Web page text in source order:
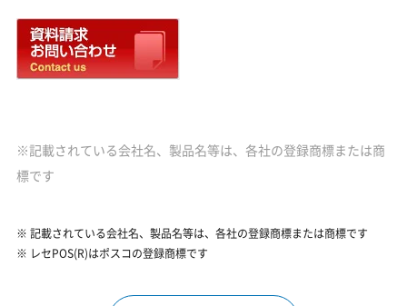
※記載されている会社名、製品名等は、各社の登録商標または商
標です
記載されている会社名、製品名等は、各社の登録商標または商標です
レセPOS(R)はポスコの登録商標です